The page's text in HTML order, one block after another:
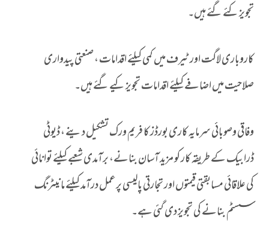
تجویز کئے گئے ہیں۔
کاروباری لاگت اور ٹیرف میں کمی کیلئے اقدامات ، صنعتی پیدواری
صلاحیت میں اضافے کیلئے اقدامات تجویز کیے گئے ہیں۔
وفاقی وصوبائی سرمایہ کاری بورڈز کا فریم ورک تشکیل دینے ، ڈیوٹی
ڈرابیک کے طریقہ کار کو مزید آسان بنانے، برآمدی شعبے کیلئے توانائی
کی علاقائی مسابقتی قیمتوں اور تجارتی پالیسی پر عمل درآمد کیلئے مانیٹرنگ
سسٹم بنانے کی تجویز دی گئی ہے۔